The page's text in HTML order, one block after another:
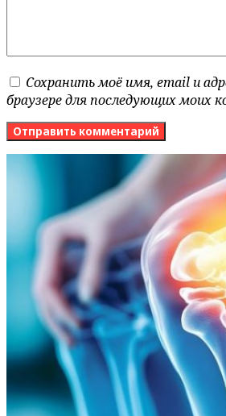
Сохранить моё имя, email и
браузере для последующих моих